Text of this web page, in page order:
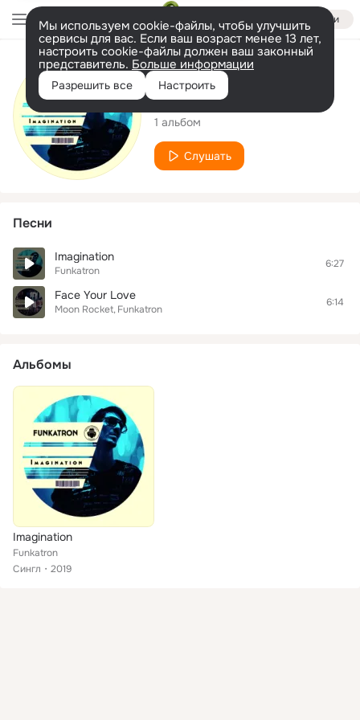
Войти
Мы используем cookie-файлы, чтобы улучшить
сервисы для вас. Если ваш возраст менее 13 лет,
настроить cookie-файлы должен ваш законный
представитель. Больше информации
Разрешить все Настроить
Исполнитель
Funkatron
1 альбом
Слушать
Песни
Imagination
Funkatron
6:27
Face Your Love
Moon Rocket Funkatron
6:14
Альбомы
Imagination
Funkatron
Сингл
2019